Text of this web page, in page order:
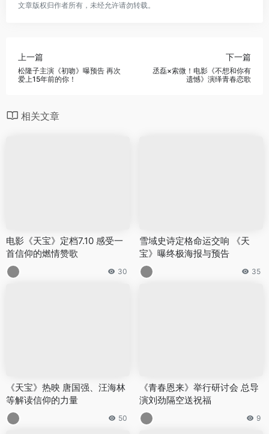
文章版权归作者所有，未经允许请勿转载。
上一篇
松隆子主演《初吻》曝预告 再次
爱上15年前的你！
下一篇
丞磊×索微！电影《不想和你有
遗憾》演绎青春恋歌
相关文章
电影《天宝》定档7.10 感受一
首信仰的燃情赞歌
30
雪域史诗定格命运交响 《天
宝》曝终极海报与预告
35
《天宝》热映 唐国强、汪海林
等解读信仰的力量
50
《青春恩来》举行研讨会 总导
演刘劲隔空送祝福
9